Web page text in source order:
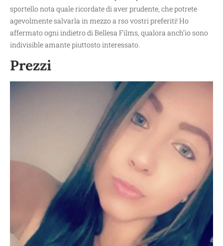
sportello nota quale ricordate di aver prudente, che potrete
agevolmente salvarla in mezzo a rso vostri preferiti! Ho
affermato ogni indietro di Bellesa Films, qualora anch’io sono
indivisible amante piuttosto interessato.
Prezzi